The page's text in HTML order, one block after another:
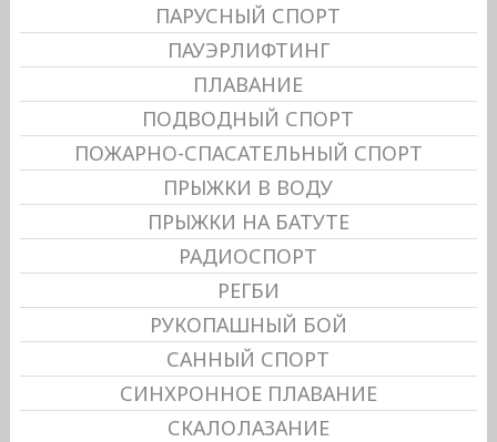
ПАРУСНЫЙ СПОРТ
ПАУЭРЛИФТИНГ
ПЛАВАНИЕ
ПОДВОДНЫЙ СПОРТ
ПОЖАРНО-СПАСАТЕЛЬНЫЙ СПОРТ
ПРЫЖКИ В ВОДУ
ПРЫЖКИ НА БАТУТЕ
РАДИОСПОРТ
РЕГБИ
РУКОПАШНЫЙ БОЙ
САННЫЙ СПОРТ
СИНХРОННОЕ ПЛАВАНИЕ
СКАЛОЛАЗАНИЕ